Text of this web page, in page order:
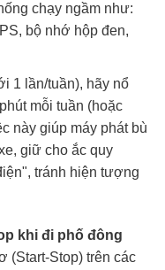
chạy ngầm như:
bộ nhớ hộp đen,
1 lần/tuần), hãy nổ
mỗi tuần (hoặc
này giúp máy phát bù
giữ cho ắc quy
tránh hiện tượng
khi đi phố đông
(Start-Stop) trên các